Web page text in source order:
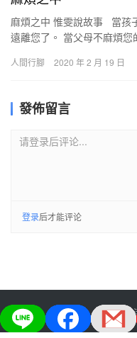
麻煩之中 惟雯說故事 當孩
遠離您了。 當父母不麻煩
人間行腳 2020 年 2 月 19 日
發佈留言
请登录后评论...
登录后才能评论
大宅生